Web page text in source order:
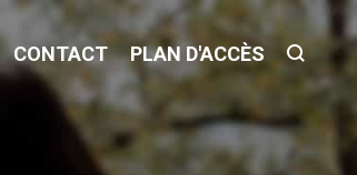
CONTACT PLAN D'ACCÈS